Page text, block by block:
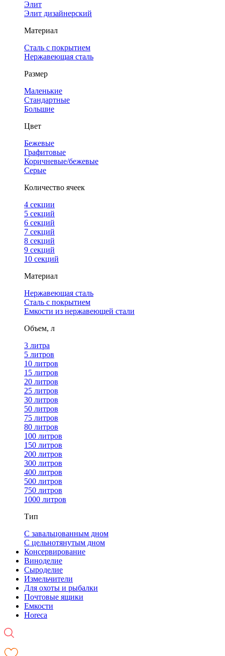
Элит
Элит дизайнерский
Материал
Сталь с покрытием
Нержавеющая сталь
Размер
Маленькие
Стандартные
Большие
Цвет
Бежевые
Графитовые
Коричневые/бежевые
Серые
Количество ячеек
4 cекции
5 секций
6 секций
7 секций
8 секций
9 секций
10 секций
Материал
Нержавеющая сталь
Сталь с покрытием
Емкости из нержавеющей стали
Объем, л
3 литра
5 литров
10 литров
15 литров
20 литров
25 литров
30 литров
50 литров
75 литров
80 литров
100 литров
150 литров
200 литров
300 литров
400 литров
500 литров
750 литров
1000 литров
Тип
С завальцованным дном
С цельнотянутым дном
Консервирование
Виноделие
Сыроделие
Измельчители
Для охоты и рыбалки
Почтовые ящики
Емкости
Horeca